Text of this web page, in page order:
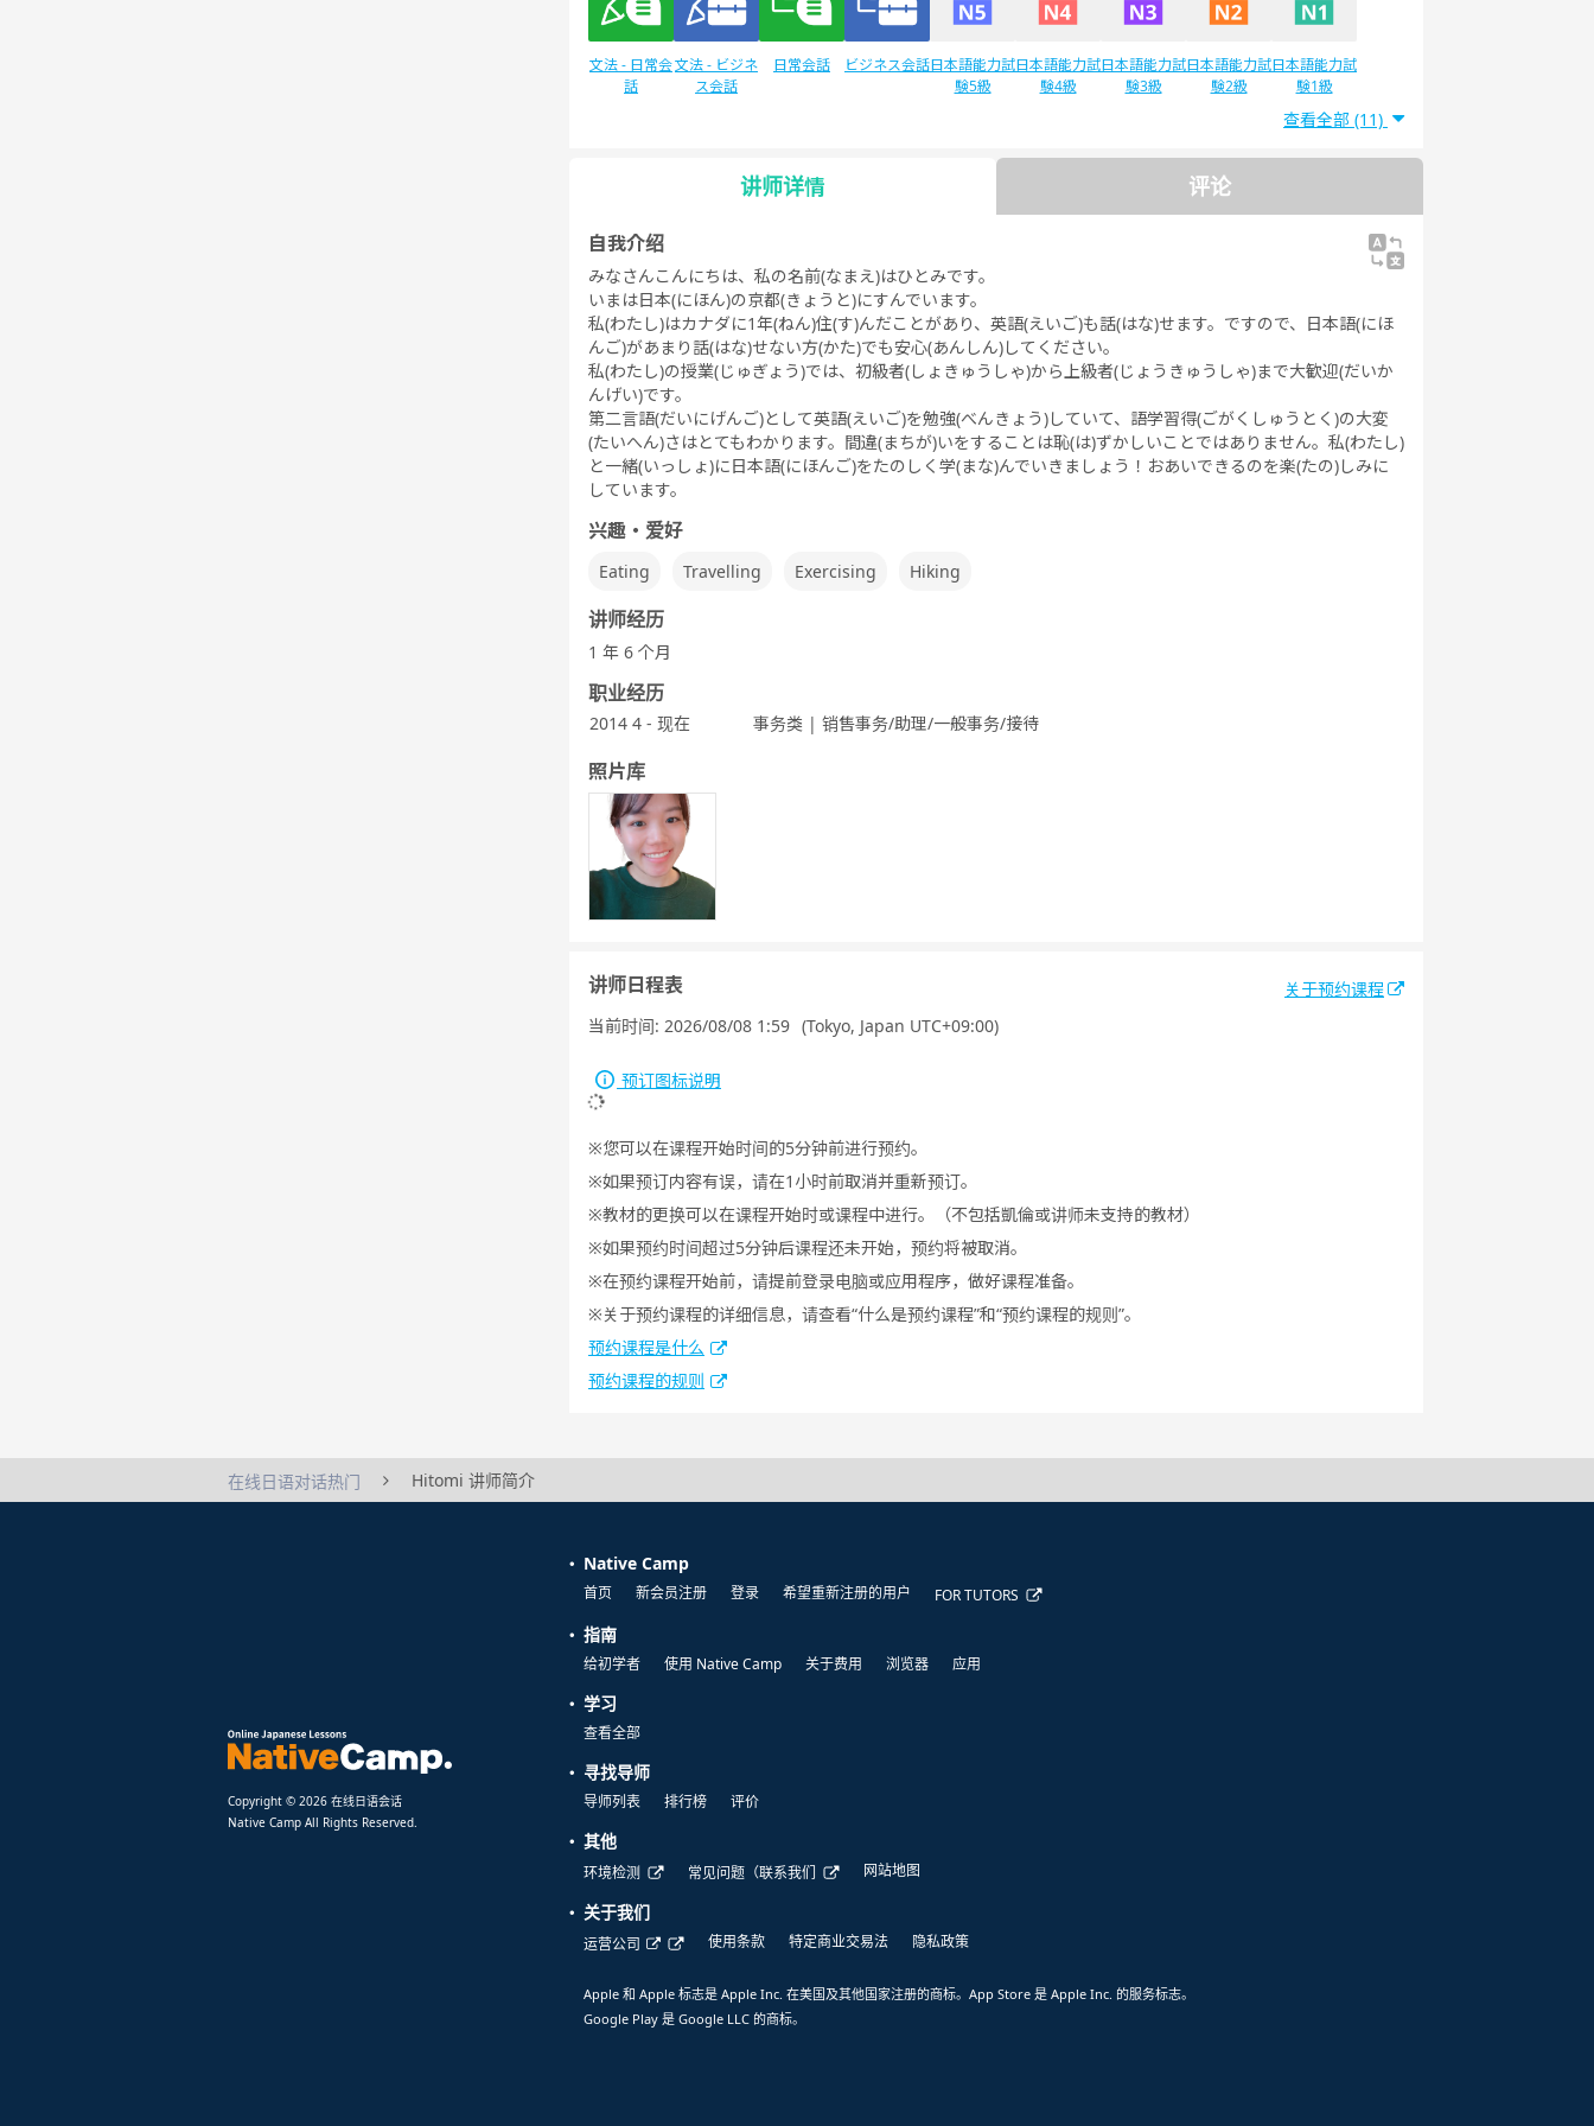
文法 - 日常会
話
文法 - ビジネ
ス会話
日常会話 ビジネス会話日本語能力試
験5級
日本語能力試
験4級
日本語能力試
験3級
日本語能力試
験2級
日本語能力試
験1級
查看全部 (11)
讲师详情 评论
自我介绍
みなさんこんにちは、私の名前(なまえ)はひとみです。
いまは日本(にほん)の京都(きょうと)にすんでいます。
私(わたし)はカナダに1年(ねん)住(す)んだことがあり、英語(えいご)も話(はな)せます。ですので、日本語(にほ
んご)があまり話(はな)せない方(かた)でも安心(あんしん)してください。
私(わたし)の授業(じゅぎょう)では、初級者(しょきゅうしゃ)から上級者(じょうきゅうしゃ)まで大歓迎(だいか
んげい)です。
第二言語(だいにげんご)として英語(えいご)を勉強(べんきょう)していて、語学習得(ごがくしゅうとく)の大変
(たいへん)さはとてもわかります。間違(まちが)いをすることは恥(は)ずかしいことではありません。私(わたし)
と一緒(いっしょ)に日本語(にほんご)をたのしく学(まな)んでいきましょう！おあいできるのを楽(たの)しみに
しています。
兴趣・爱好
Eating Travelling Exercising Hiking
讲师经历
1 年 6 个月
职业经历
2014 4 - 现在 事务类 | 销售事务/助理/一般事务/接待
照片库
讲师日程表
关于预约课程
当前时间: 2026/08/08 1:59 (Tokyo, Japan UTC+09:00)
预订图标说明
您可以在课程开始时间的5分钟前进行预约。
如果预订内容有误，请在1小时前取消并重新预订。
教材的更换可以在课程开始时或课程中进行。（不包括凱倫或讲师未支持的教材）
如果预约时间超过5分钟后课程还未开始，预约将被取消。
在预约课程开始前，请提前登录电脑或应用程序，做好课程准备。
关于预约课程的详细信息，请查看“什么是预约课程”和“预约课程的规则”。
预约课程是什么
预约课程的规则
在线日语对话热门 Hitomi 讲师简介
Copyright © 2026 在线日语会话
Native Camp All Rights Reserved.
Native Camp
首页 新会员注册 登录 希望重新注册的用户 FOR TUTORS
指南
给初学者 使用 Native Camp 关于费用 浏览器 应用
学习
查看全部
寻找导师
导师列表 排行榜 评价
其他
环境检测 常见问题（联系我们 网站地图
关于我们
运营公司 使用条款 特定商业交易法 隐私政策
Apple 和 Apple 标志是 Apple Inc. 在美国及其他国家注册的商标。App Store 是 Apple Inc. 的服务标志。
Google Play 是 Google LLC 的商标。